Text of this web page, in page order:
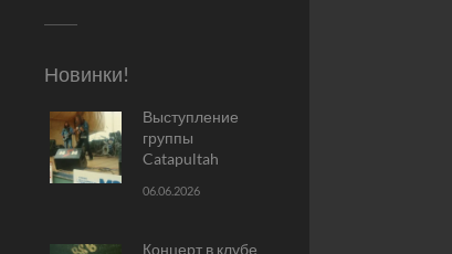
Новинки!
Выступление
группы
Catapultah
06.06.2026
Концерт в клубе